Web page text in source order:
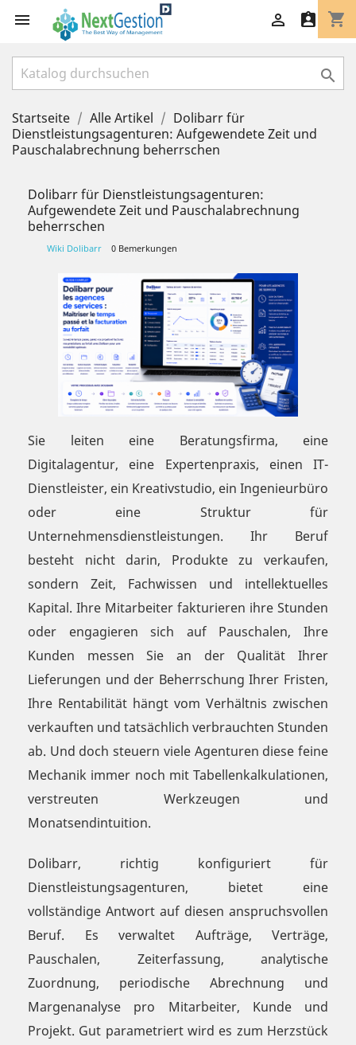
 shopping_cart
 

Startseite Alle Artikel
Dolibarr für
Dienstleistungsagenturen: Aufgewendete Zeit und
Pauschalabrechnung beherrschen
Dolibarr für Dienstleistungsagenturen:
Aufgewendete Zeit und Pauschalabrechnung
beherrschen
Wiki Dolibarr 0 Bemerkungen
Sie leiten eine Beratungsfirma, eine
Digitalagentur, eine Expertenpraxis, einen IT-
Dienstleister, ein Kreativstudio, ein Ingenieurbüro
oder eine Struktur für
Unternehmensdienstleistungen. Ihr Beruf
besteht nicht darin, Produkte zu verkaufen,
sondern Zeit, Fachwissen und intellektuelles
Kapital. Ihre Mitarbeiter fakturieren ihre Stunden
oder engagieren sich auf Pauschalen, Ihre
Kunden messen Sie an der Qualität Ihrer
Lieferungen und der Beherrschung Ihrer Fristen,
Ihre Rentabilität hängt vom Verhältnis zwischen
verkauften und tatsächlich verbrauchten Stunden
ab. Und doch steuern viele Agenturen diese feine
Mechanik immer noch mit Tabellenkalkulationen,
verstreuten Werkzeugen und
Monatsendintuition.
Dolibarr, richtig konfiguriert für
Dienstleistungsagenturen, bietet eine
vollständige Antwort auf diesen anspruchsvollen
Beruf. Es verwaltet Aufträge, Verträge,
Pauschalen, Zeiterfassung, analytische
Zuordnung, periodische Abrechnung und
Margenanalyse pro Mitarbeiter, Kunde und
Projekt. Gut parametriert wird es zum Herzstück